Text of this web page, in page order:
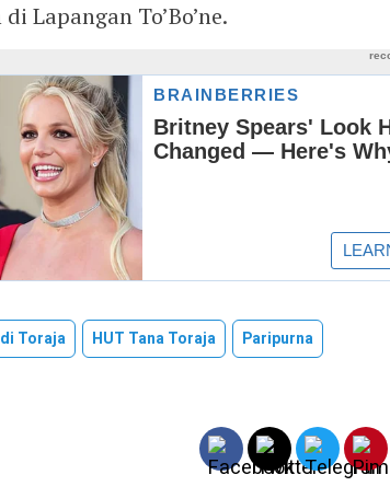
Lapangan To’Bo’ne.
Toraja HUT Tana Toraja Paripurna